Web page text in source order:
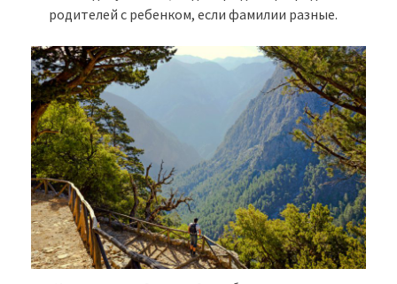
родителей с ребенком, если фамилии разные.